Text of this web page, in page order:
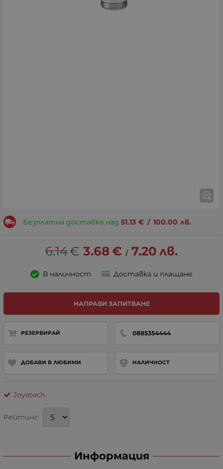
Безплатна доставка над 51.13 € / 100.00 лв.
6.14€ 3.68 € / 7.20 лв.
В наличност Доставка и плащане
НАПРАВИ ЗАПИТВАНЕ
РЕЗЕРВИРАЙ 0885354444
ДОБАВИ В ЛЮБИМИ НАЛИЧНОСТ
Joyetech
Рейтинг:
Информация